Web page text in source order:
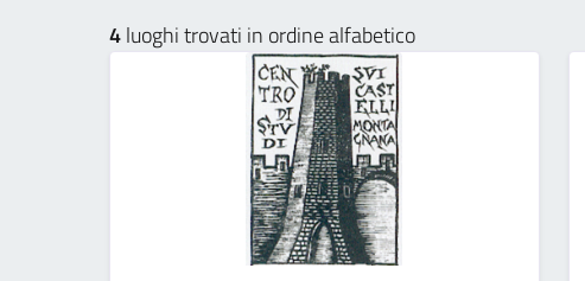
4luoghi trovati in ordine alfabetico